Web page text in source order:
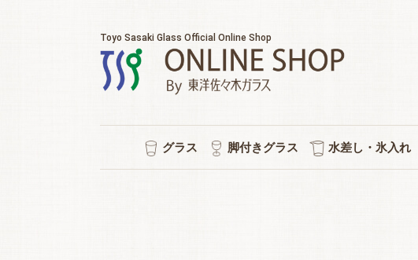
Toyo Sasaki Glass Official Online Shop
グラス 脚付きグラス 水差し・氷入れ